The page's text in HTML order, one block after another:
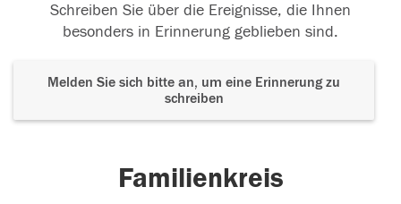
Schreiben Sie über die Ereignisse, die Ihnen
besonders in Erinnerung geblieben sind.
Melden Sie sich bitte an, um eine Erinnerung zu
schreiben
Familienkreis